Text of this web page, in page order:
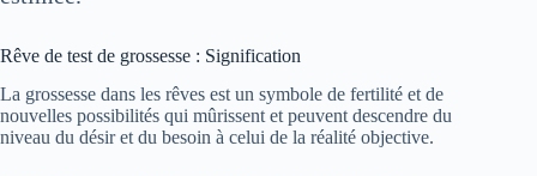
Rêve de test de grossesse : Signification
La grossesse dans les rêves est un symbole de fertilité et de
nouvelles possibilités qui mûrissent et peuvent descendre du
niveau du désir et du besoin à celui de la réalité objective.